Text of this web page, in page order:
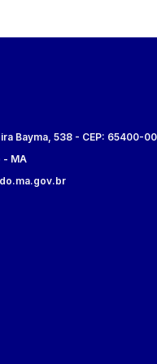
Bayma, 538- CEP: 65400-
- MA